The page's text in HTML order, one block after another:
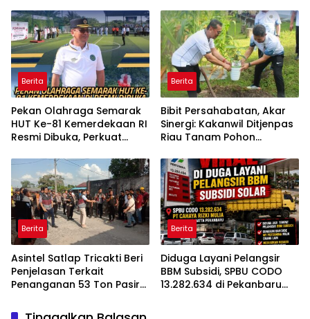
Rutin Grup Info Lalu Lintas
sekaligus Doa Syukuran
Berita
Pekan Olahraga Semarak
HUT Ke-81 Kemerdekaan RI
Resmi Dibuka, Perkuat
Pegawai
Berita
Bibit Persahabatan, Akar
Sinergi: Kakanwil Ditjenpas
Riau Tanam Pohon
Riau
Berita
Asintel Satlap Tricakti Beri
Penjelasan Terkait
Penanganan 53 Ton Pasir
Berita
Diduga Layani Pelangsir
BBM Subsidi, SPBU CODO
13.282.634 di Pekanbaru